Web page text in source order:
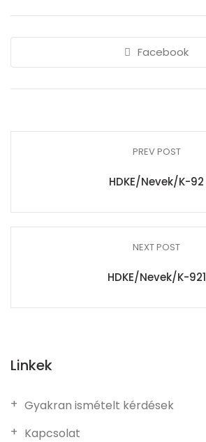
Facebook
PREV POST
HDKE/Nevek/K-92
NEXT POST
HDKE/Nevek/K-921
Linkek
Gyakran ismételt kérdések
Kapcsolat